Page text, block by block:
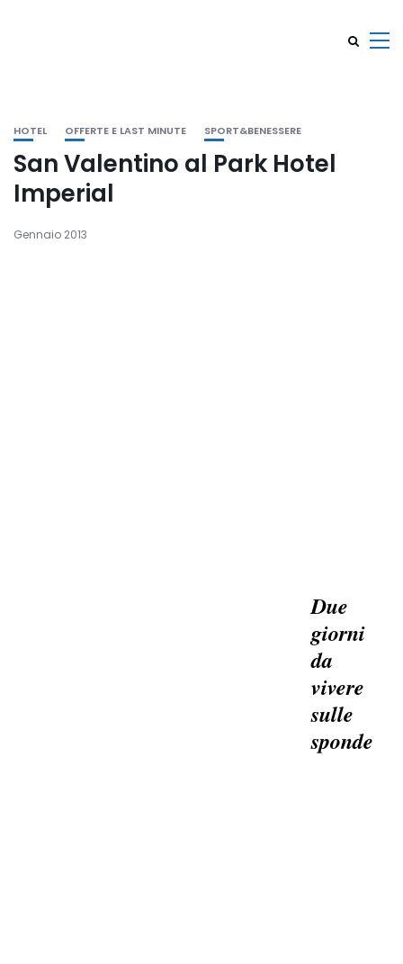
HOTEL OFFERTE E LAST MINUTE SPORT&BENESSERE
San Valentino al Park Hotel
Imperial
Gennaio 2013
Due
giorni
da
vivere
sulle
sponde